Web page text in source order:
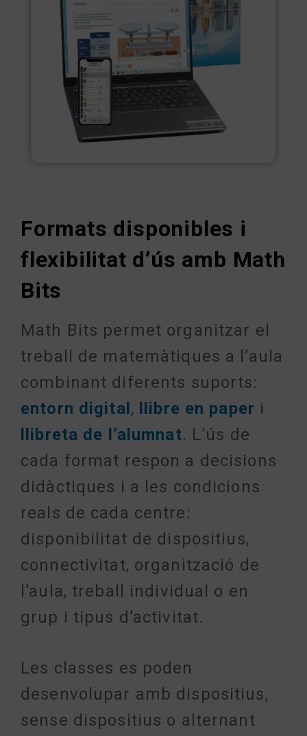
Formats disponibles i
flexibilitat d’ús amb Math
Bits
Math Bits permet organitzar el
treball de matemàtiques a l’aula
combinant diferents suports:
entorn digital , llibre en paper i
llibreta de l’alumnat. L’ús de
cada format respon a decisions
didàctiques i a les condicions
reals de cada centre:
disponibilitat de dispositius,
connectivitat, organització de
l’aula, treball individual o en
grup i tipus d’activitat.
Les classes es poden
desenvolupar amb dispositius,
sense dispositius o alternant